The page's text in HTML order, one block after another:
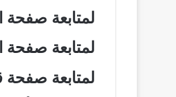
لمتابعة
لمتابعة
لمتابعة